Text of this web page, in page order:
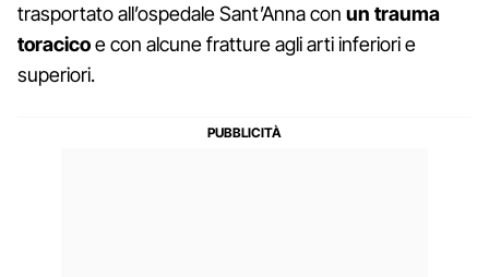
trasportato all’ospedale Sant’Anna con un trauma
toracicoe con alcune fratture agli arti inferiori e
superiori.